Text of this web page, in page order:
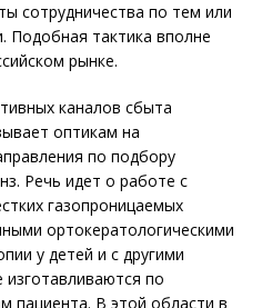
сотрудничества по тем или
Подобная тактика вполне
рынке.
каналов сбыта
оптикам на
по подбору
Речь идет о работе с
газопроницаемых
ортокератологическими
у детей и с другими
по
пациента. В этой области в